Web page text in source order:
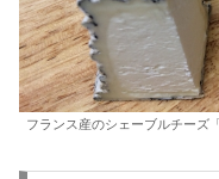
フランス産のシェーブルチーズ